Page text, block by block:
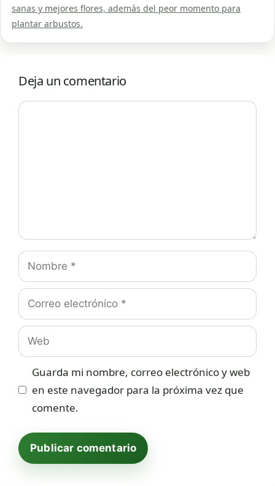
sanas y mejores flores, además del peor momento para
plantar arbustos.
Deja un comentario
Comentario
Nombre
Correo
electrónico
Web
Guarda mi nombre, correo electrónico y web
en este navegador para la próxima vez que
comente.